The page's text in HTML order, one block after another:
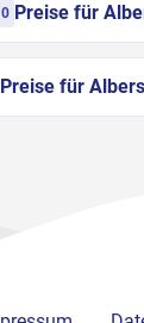
Preise für
Preise für